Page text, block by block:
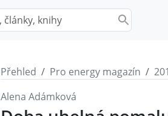
Přehled Pro energy magazín
Alena Adámková